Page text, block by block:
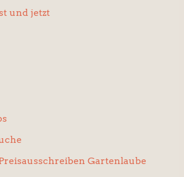
und jetzt
Gartenlaube